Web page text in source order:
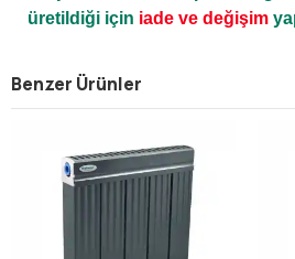
üretildiği için iade ve değişim
Benzer Ürünler